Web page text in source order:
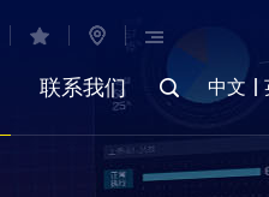
联系我们 中文